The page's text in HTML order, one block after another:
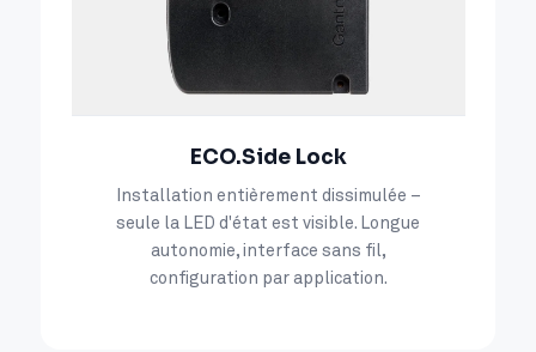
ECO.Side Lock
Installation entièrement dissimulée –
seule la LED d'état est visible. Longue
autonomie, interface sans fil,
configuration par application.